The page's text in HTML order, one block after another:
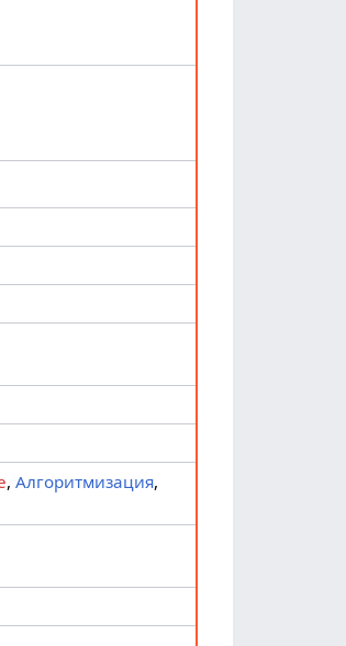
, Алгоритмизация,